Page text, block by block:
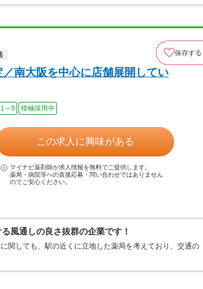
保存する
南大阪を中心に店舗展開してい
～9 積極採用中
この求人に興味がある
マイナビ薬剤師が求人情報を無料でご提供します。
薬局・病院等への直接応募・問い合わせではありません
のでご安心ください。
風通しの良さ抜群の企業です！
関しても、駅の近くに立地した薬局を考えており、交通の